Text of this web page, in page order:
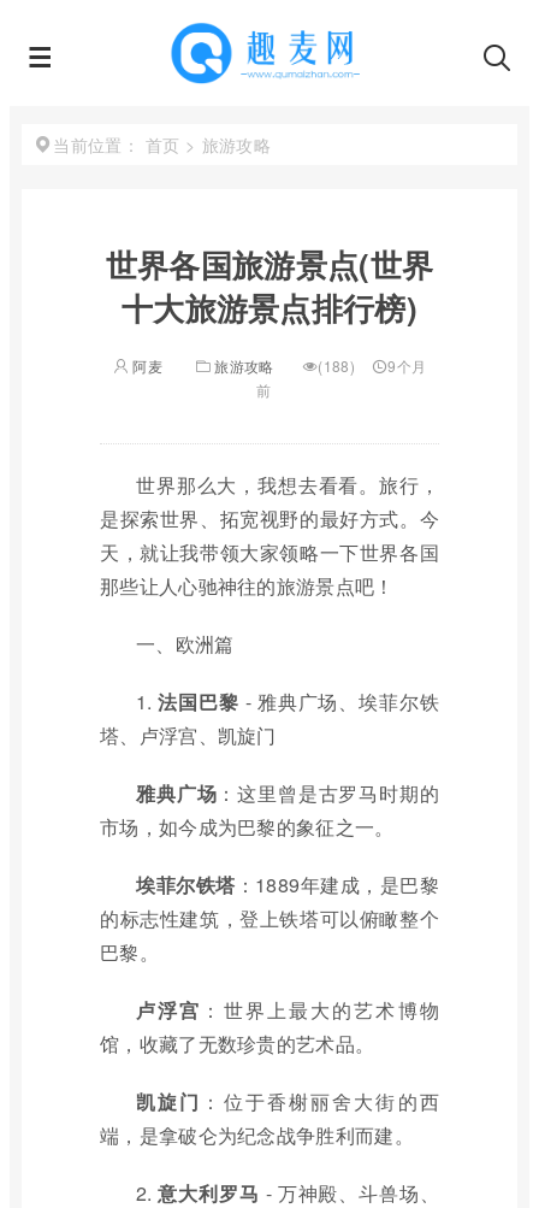
当前位置： 首页 > 旅游攻略
世界各国旅游景点(世界
十大旅游景点排行榜)
阿麦 旅游攻略 (188)
9个月
前
世界那么大，我想去看看。旅行，
是探索世界、拓宽视野的最好方式。今
天，就让我带领大家领略一下世界各国
那些让人心驰神往的旅游景点吧！
一、欧洲篇
1.法国巴黎 - 雅典广场、埃菲尔铁
塔、卢浮宫、凯旋门
雅典广场 ：这里曾是古罗马时期的
市场，如今成为巴黎的象征之一。
埃菲尔铁塔 ：1889年建成，是巴黎
的标志性建筑，登上铁塔可以俯瞰整个
巴黎。
卢浮宫 ：世界上最大的艺术博物
馆，收藏了无数珍贵的艺术品。
凯旋门 ：位于香榭丽舍大街的西
端，是拿破仑为纪念战争胜利而建。
2.意大利罗马 - 万神殿、斗兽场、